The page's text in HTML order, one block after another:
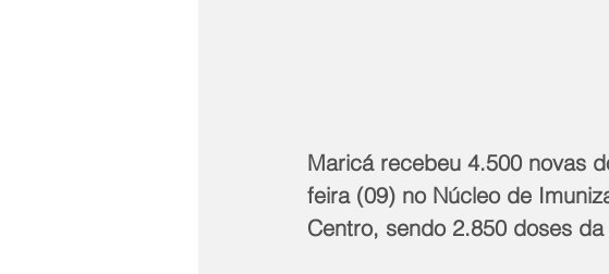
Maricá recebeu 4.500 novas
feira (09) no Núcleo de
Centro, sendo 2.850 doses